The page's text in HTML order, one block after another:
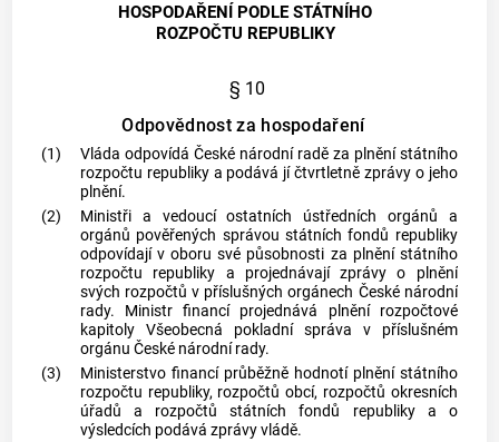
HOSPODAŘENÍ PODLE STÁTNÍHO
ROZPOČTU REPUBLIKY
§ 10
Odpovědnost za hospodaření
(1)
Vláda odpovídá České národní radě za plnění státního
rozpočtu republiky a podává jí čtvrtletně zprávy o jeho
plnění.
(2)
Ministři a vedoucí ostatních ústředních orgánů a
orgánů pověřených správou státních fondů republiky
odpovídají v oboru své působnosti za plnění státního
rozpočtu republiky a projednávají zprávy o plnění
svých rozpočtů v příslušných orgánech České národní
rady. Ministr financí projednává plnění rozpočtové
kapitoly Všeobecná pokladní správa v příslušném
orgánu České národní rady.
(3)
Ministerstvo financí průběžně hodnotí plnění státního
rozpočtu republiky, rozpočtůobcí, rozpočtů okresních
úřadů a rozpočtů státních fondů republiky a o
výsledcích podává zprávy vládě.